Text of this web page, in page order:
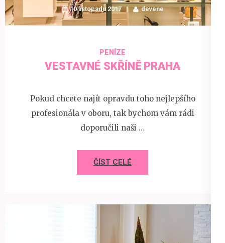
10 listopadu 2017 devene
PENÍZE
VESTAVNÉ SKŘÍNĚ PRAHA
Pokud chcete najít opravdu toho nejlepšího
profesionála v oboru, tak bychom vám rádi
doporučili naši …
ČÍST CELÉ